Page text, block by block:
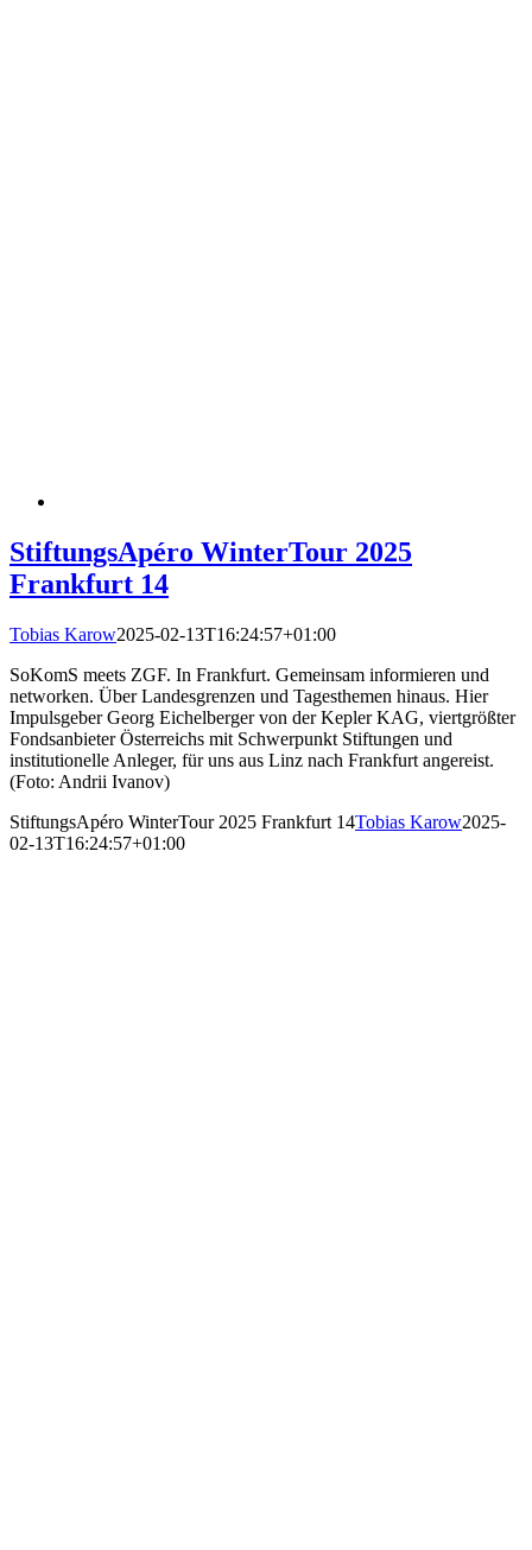
StiftungsApéro WinterTour 2025
Frankfurt 14
Tobias Karow2025-02-13T16:24:57+01:00
SoKomS meets ZGF. In Frankfurt. Gemeinsam informieren und
networken. Über Landesgrenzen und Tagesthemen hinaus. Hier
Impulsgeber Georg Eichelberger von der Kepler KAG, viertgrößter
Fondsanbieter Österreichs mit Schwerpunkt Stiftungen und
institutionelle Anleger, für uns aus Linz nach Frankfurt angereist.
(Foto: Andrii Ivanov)
StiftungsApéro WinterTour 2025 Frankfurt 14Tobias Karow2025-
02-13T16:24:57+01:00